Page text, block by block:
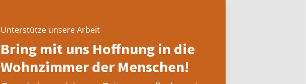
Unterstütze unsere Arbeit
Bring mit uns Hoffnung in die
Wohnzimmer der Menschen!